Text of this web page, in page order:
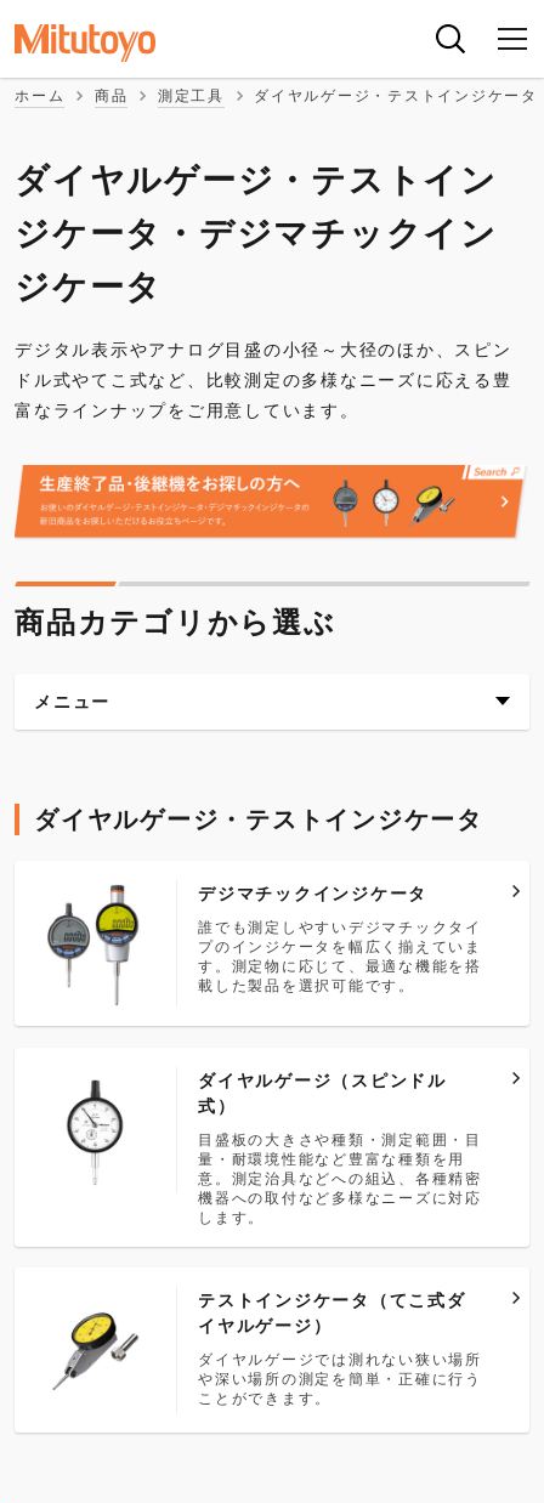
ホーム 商品 測定工具 ダイヤルゲージ・テストインジケー
ダイヤルゲージ・テストイン
ジケータ・デジマチックイン
ジケータ
デジタル表示やアナログ目盛の小径～大径のほか、スピン
ドル式やてこ式など、比較測定の多様なニーズに応える豊
富なラインナップをご用意しています。
商品カテゴリから選ぶ
メニュー
ダイヤルゲージ応用測定器
ダイヤルゲージ・テストインジケータ
デジマチックインジケータ
誰でも測定しやすいデジマチックタイ
プのインジケータを幅広く揃えていま
す。測定物に応じて、最適な機能を搭
載した製品を選択可能です。
ダイヤルゲージ（スピンドル
式）
目盛板の大きさや種類・測定範囲・目
量・耐環境性能など豊富な種類を用
意。測定治具などへの組込、各種精密
機器への取付など多様なニーズに対応
します。
テストインジケータ（てこ式ダ
イヤルゲージ）
ダイヤルゲージでは測れない狭い場所
や深い場所の測定を簡単・正確に行う
ことができます。